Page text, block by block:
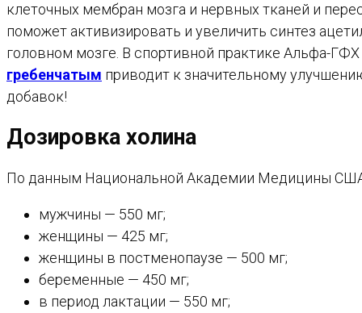
клеточных мембран мозга и нервных тканей и
поможет активизировать и увеличить синтез
головном мозге. В спортивной практике Альфа-
гребенчатым приводит к значительному
добавок!
Дозировка холина
По данным Национальной Академии Медицины США
мужчины — 550 мг;
женщины — 425 мг;
женщины в постменопаузе — 500 мг;
беременные — 450 мг;
в период лактации — 550 мг;